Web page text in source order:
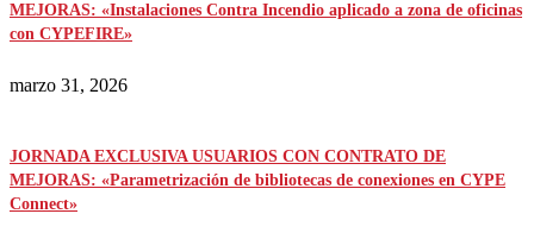
MEJORAS: «Instalaciones Contra Incendio aplicado a zona de oficinas
con CYPEFIRE»
marzo 31, 2026
JORNADA EXCLUSIVA USUARIOS CON CONTRATO DE
MEJORAS: «Parametrización de bibliotecas de conexiones en CYPE
Connect»